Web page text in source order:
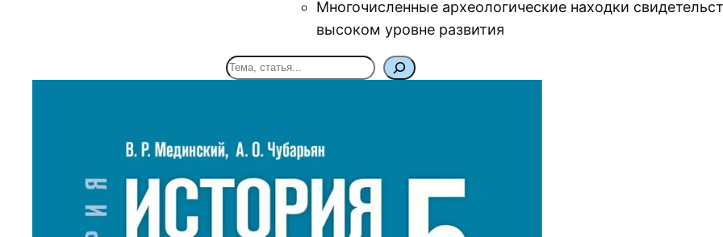
Многочисленные археологические находки
высоком уровне развития
П
к